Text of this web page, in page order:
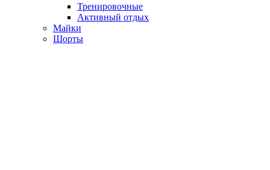
Тренировочные
Активный отдых
Майки
Шорты